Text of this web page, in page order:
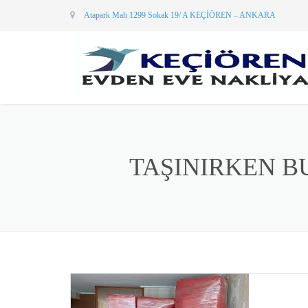
Atapark Mah 1299 Sokak 19/ A KEÇİÖREN – ANKARA
TAŞINIRKEN